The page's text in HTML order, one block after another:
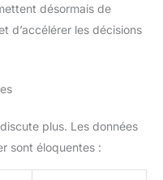
désormais de
d’accélérer les décisions
plus. Les données
sont éloquentes :